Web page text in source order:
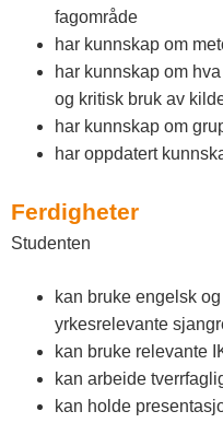
fagområde
har kunnskap om
har kunnskap om
og kritisk bruk av
har kunnskap om
har oppdatert
Ferdigheter
Studenten
kan bruke engelsk
yrkesrelevante
kan bruke relevante
kan arbeide
kan holde